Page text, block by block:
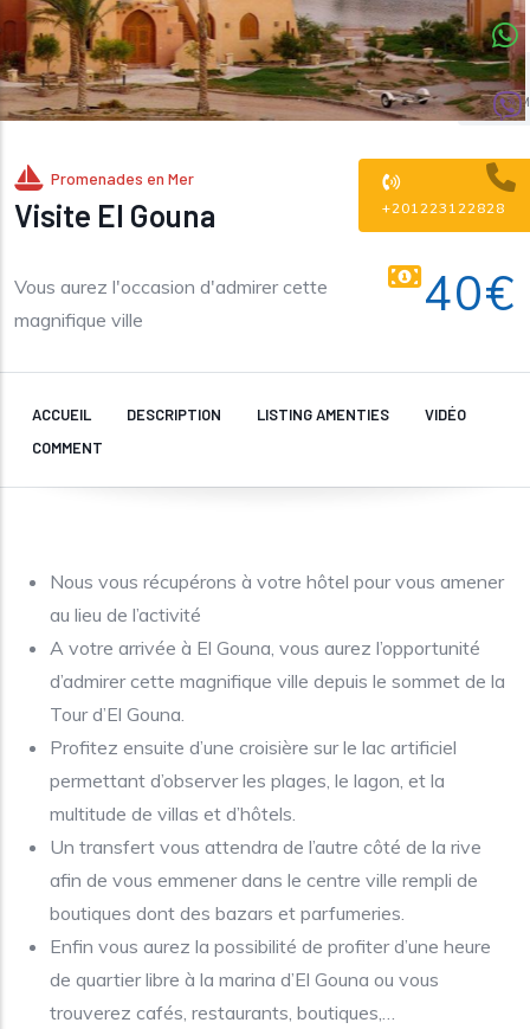
Promenades en Mer
Visite El Gouna
Vous aurez l'occasion d'admirer cette
magnifique ville
+201223122828
40€
ACCUEIL DESCRIPTION LISTING AMENTIES
VIDÉO
COMMENT
Nous vous récupérons à votre hôtel pour vous amener
au lieu de l’activité
A votre arrivée à El Gouna, vous aurez l’opportunité
d’admirer cette magnifique ville depuis le sommet de la
Tour d’El Gouna.
Profitez ensuite d’une croisière sur le lac artificiel
permettant d’observer les plages, le lagon, et la
multitude de villas et d’hôtels.
Un transfert vous attendra de l’autre côté de la rive
afin de vous emmener dans le centre ville rempli de
boutiques dont des bazars et parfumeries.
Enfin vous aurez la possibilité de profiter d’une heure
de quartier libre à la marina d’El Gouna ou vous
trouverez cafés, restaurants, boutiques,…